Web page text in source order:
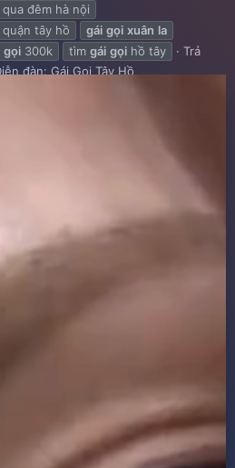
qua đêm hà nội
quận tây hồ gái gọi xuân la
gọi 300k tìm gái gọi hồ tây
Trả
đàn: Gái Gọi Tây Hồ